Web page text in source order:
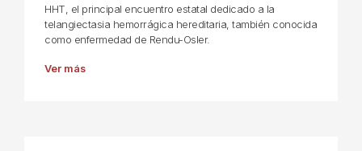
HHT, el principal encuentro estatal dedicado a la
telangiectasia hemorrágica hereditaria, también conocida
como enfermedad de Rendu-Osler.
Ver más